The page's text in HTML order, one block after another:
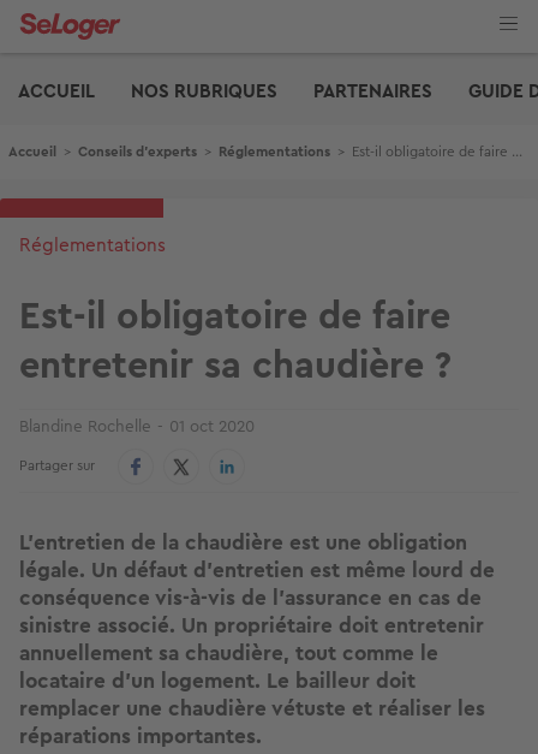
Aller
ACCUEIL
NOS RUBRIQUES PARTENAIRES GUIDE
Fil d'Ariane
Accueil > Conseils d'experts > Réglementations > Est-il obligatoire de faire entretenir sa chaudière ?
Réglementations
Est-il obligatoire de faire
entretenir sa chaudière ?
Blandine Rochelle 01 oct 2020
Partager sur
L’entretien de la chaudière est une obligation
légale. Un défaut d’entretien est même lourd de
conséquence vis-à-vis de l’assurance en cas de
sinistre associé. Un propriétaire doit entretenir
annuellement sa chaudière, tout comme le
locataire d'un logement. Le bailleur doit
remplacer une chaudière vétuste et réaliser les
réparations importantes.